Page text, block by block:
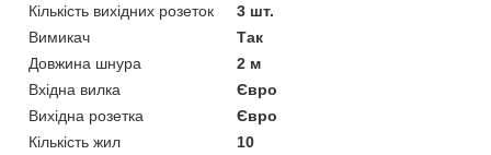
Кількість вихідних розеток
3 шт.
Вимикач
Так
Довжина шнура
2 м
Вхідна вилка
Євро
Вихідна розетка
Євро
Кількість жил
10